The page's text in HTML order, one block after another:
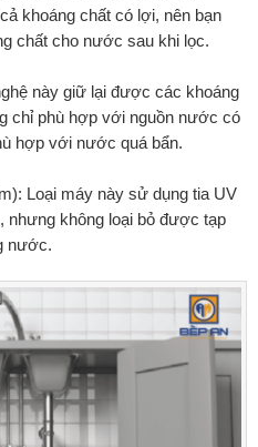
khoáng chất có lợi, nên bạn
chất cho nước sau khi lọc.
này giữ lại được các khoáng
chỉ phù hợp với nguồn nước có
hợp với nước quá bẩn.
Loại máy này sử dụng tia UV
nhưng không loại bỏ được tạp
nước.